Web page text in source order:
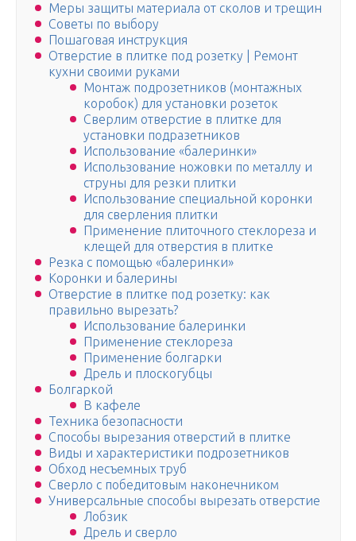
Меры защиты материала от сколов и трещин
Советы по выбору
Пошаговая инструкция
Отверстие в плитке под розетку | Ремонт
кухни своими руками
Монтаж подрозетников (монтажных
коробок) для установки розеток
Сверлим отверстие в плитке для
установки подразетников
Использование «балеринки»
Использование ножовки по металлу и
струны для резки плитки
Использование специальной коронки
для сверления плитки
Применение плиточного стеклореза и
клещей для отверстия в плитке
Резка с помощью «балеринки»
Коронки и балерины
Отверстие в плитке под розетку: как
правильно вырезать?
Использование балеринки
Применение стеклореза
Применение болгарки
Дрель и плоскогубцы
Болгаркой
В кафеле
Техника безопасности
Способы вырезания отверстий в плитке
Виды и характеристики подрозетников
Обход несъемных труб
Сверло с победитовым наконечником
Универсальные способы вырезать отверстие
Лобзик
Дрель и сверло